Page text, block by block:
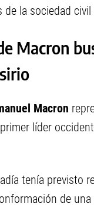
de la sociedad
Macron
Macron
líder
tenía previsto
de